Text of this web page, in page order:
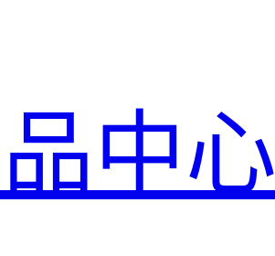
中心